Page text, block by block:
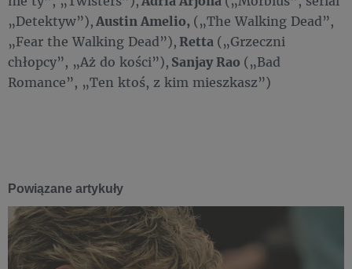
„Detektyw”),Austin Amelio, („The Walking Dead”,
„Fear the Walking Dead”),Retta („Grzeczni
chłopcy”, „Aż do kości”), Sanjay Rao („Bad
Romance”, „Ten ktoś, z kim mieszkasz”)
Powiązane artykuły